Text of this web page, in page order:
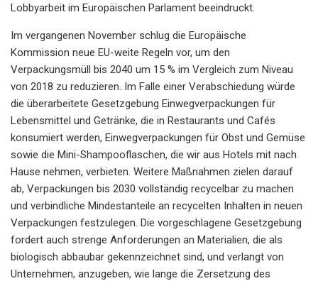
Lobbyarbeit im Europäischen Parlament beeindruckt.
Im vergangenen November schlug die Europäische
Kommission neue EU-weite Regeln vor, um den
Verpackungsmüll bis 2040 um 15 % im Vergleich zum Niveau
von 2018 zu reduzieren. Im Falle einer Verabschiedung würde
die überarbeitete Gesetzgebung Einwegverpackungen für
Lebensmittel und Getränke, die in Restaurants und Cafés
konsumiert werden, Einwegverpackungen für Obst und Gemüse
sowie die Mini-Shampooflaschen, die wir aus Hotels mit nach
Hause nehmen, verbieten. Weitere Maßnahmen zielen darauf
ab, Verpackungen bis 2030 vollständig recycelbar zu machen
und verbindliche Mindestanteile an recycelten Inhalten in neuen
Verpackungen festzulegen. Die vorgeschlagene Gesetzgebung
fordert auch strenge Anforderungen an Materialien, die als
biologisch abbaubar gekennzeichnet sind, und verlangt von
Unternehmen, anzugeben, wie lange die Zersetzung des